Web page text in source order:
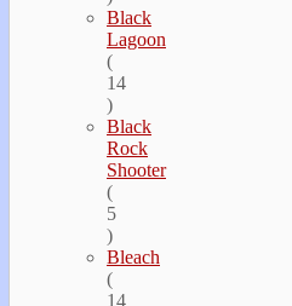
Black
Lagoon
(
14
)
Black
Rock
Shooter
(
5
)
Bleach
(
14